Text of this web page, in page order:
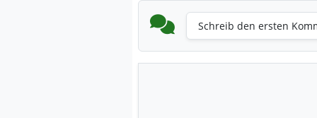
Schreib den ersten